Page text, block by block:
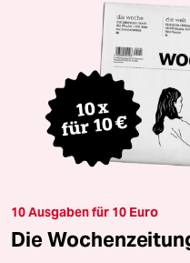
10 Ausgaben für 10 Euro
Die